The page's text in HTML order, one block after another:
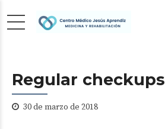
Regular checkups
30 de marzo de 2018